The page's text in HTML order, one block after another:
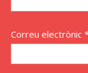
Correu electrònic